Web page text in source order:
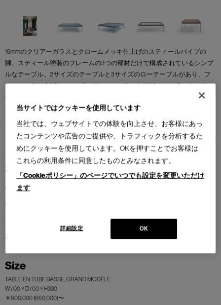
15mmのクリアーガラスとクロームメッキ仕上げのスティールパイプの
脚、スティール塗装のフレームの3つの部材だけで構成されているシンプ
ルなテーブル。2サイズのテーブルと3サイズのローテーブルがあり、フ
レームの色は全7色。シンプルでニュートラルなデザインは様々なソファ
やチェアとの組み合わせを可能にし、コーディネーションを容易にして
くれます。静的なデザインの中にル・コルビュジエの合理的な計算がう
かがえます。
Brand
Cassina
Collection
I MAESTRI COLLECTION
LE CORBUSIER,PIERRE JEANNERET,CHARLOTTE PERRIAND（ル・コルビュジ
Size
TABLE EN TUBE BASSE, GRAND MODÈLE
W700 × D700 × H330
￥600,000 (660,000)〜
当サイトではクッキーを使用しています
当社では、ウェブサイトでの体験を向上させ、お客様にあっ
たコンテンツや広告のご提供や、トラフィックを分析するた
めにクッキーを使用しています。OKを押すことでお客様は
これらの利用条件に同意したものとみなされます。
「Cookieポリシー」のページでいつでも設定を変更いただけ
ます
OK
詳細設定